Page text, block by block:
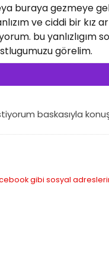
buraya gezmeye
ve ciddi bir kız
bu yanlızlıgım
görelim.
baskasıyla
gibi sosyal